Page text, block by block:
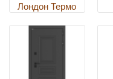
Лондон Термо